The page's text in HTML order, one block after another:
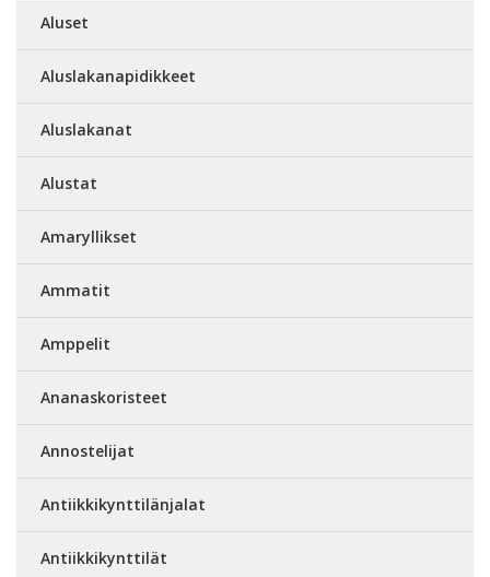
Aluset
Aluslakanapidikkeet
Aluslakanat
Alustat
Amaryllikset
Ammatit
Amppelit
Ananaskoristeet
Annostelijat
Antiikkikynttilänjalat
Antiikkikynttilät